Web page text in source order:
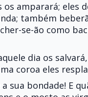
os amparará; eles
também
se-ão como
dia os
coroa eles
sua bondade! E